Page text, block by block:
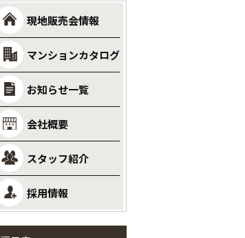
現地販売会情報
マンションカタログ
お知らせ一覧
会社概要
スタッフ紹介
採用情報